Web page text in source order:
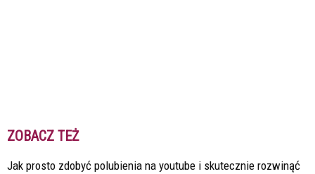
ZOBACZ TEŻ
Jak prosto zdobyć polubienia na youtube i skutecznie rozwinąć